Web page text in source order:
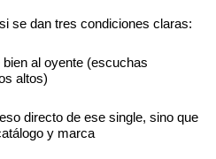
se dan tres condiciones claras:
al oyente (escuchas
altos)
directo de ese single, sino que
y marca